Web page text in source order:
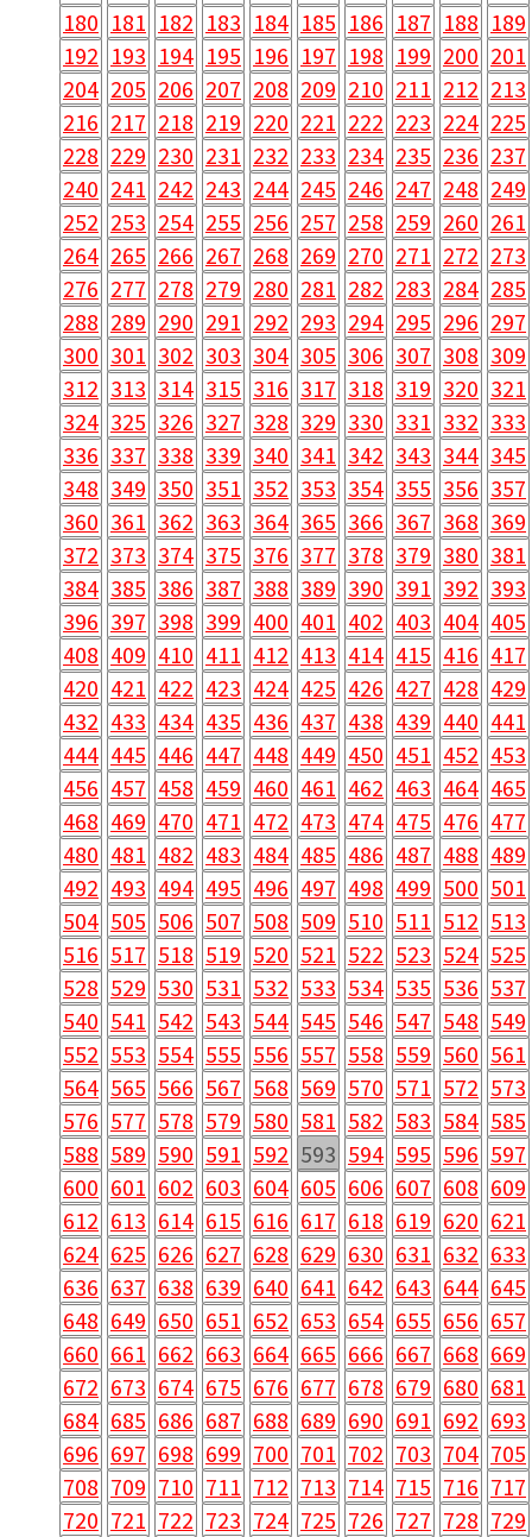
180 181 182 183 184 185 186 187 188 189
192 193 194 195 196 197 198 199 200 201
204 205 206 207 208 209 210 211 212 213
216 217 218 219 220 221 222 223 224 225
228 229 230 231 232 233 234 235 236 237
240 241 242 243 244 245 246 247 248 249
252 253 254 255 256 257 258 259 260 261
264 265 266 267 268 269 270 271 272 273
276 277 278 279 280 281 282 283 284 285
288 289 290 291 292 293 294 295 296 297
300 301 302 303 304 305 306 307 308 309
312 313 314 315 316 317 318 319 320 321
324 325 326 327 328 329 330 331 332 333
336 337 338 339 340 341 342 343 344 345
348 349 350 351 352 353 354 355 356 357
360 361 362 363 364 365 366 367 368 369
372 373 374 375 376 377 378 379 380 381
384 385 386 387 388 389 390 391 392 393
396 397 398 399 400 401 402 403 404 405
408 409 410 411 412 413 414 415 416 417
420 421 422 423 424 425 426 427 428 429
432 433 434 435 436 437 438 439 440 441
444 445 446 447 448 449 450 451 452 453
456 457 458 459 460 461 462 463 464 465
468 469 470 471 472 473 474 475 476 477
480 481 482 483 484 485 486 487 488 489
492 493 494 495 496 497 498 499 500 501
504 505 506 507 508 509 510 511 512 513
516 517 518 519 520 521 522 523 524 525
528 529 530 531 532 533 534 535 536 537
540 541 542 543 544 545 546 547 548 549
552 553 554 555 556 557 558 559 560 561
564 565 566 567 568 569 570 571 572 573
576 577 578 579 580 581 582 583 584 585
588 589 590 591 592 593 594 595 596 597
600 601 602 603 604 605 606 607 608 609
612 613 614 615 616 617 618 619 620 621
624 625 626 627 628 629 630 631 632 633
636 637 638 639 640 641 642 643 644 645
648 649 650 651 652 653 654 655 656 657
660 661 662 663 664 665 666 667 668 669
672 673 674 675 676 677 678 679 680 681
684 685 686 687 688 689 690 691 692 693
696 697 698 699 700 701 702 703 704 705
708 709 710 711 712 713 714 715 716 717
720 721 722 723 724 725 726 727 728 729